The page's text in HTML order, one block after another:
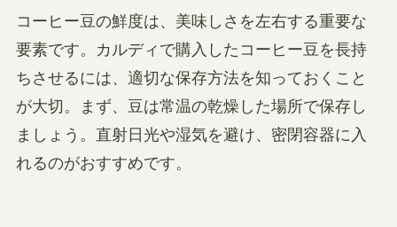
コーヒー豆の鮮度は、美味しさを左右する重要な
要素です。カルディで購入したコーヒー豆を長持
ちさせるには、適切な保存方法を知っておくこと
が大切。まず、豆は常温の乾燥した場所で保存し
ましょう。直射日光や湿気を避け、密閉容器に入
れるのがおすすめです。